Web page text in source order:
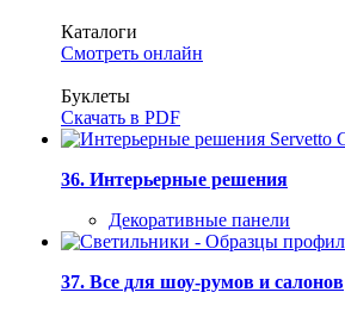
Каталоги
Смотреть онлайн
Буклеты
Скачать в PDF
36. Интерьерные решения
Декоративные панели
37. Все для шоу-румов и салонов